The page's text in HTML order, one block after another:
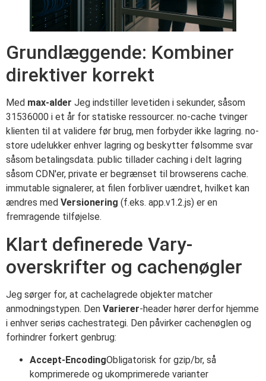
Grundlæggende: Kombiner
direktiver korrekt
Med max-alder Jeg indstiller levetiden i sekunder, såsom
31536000 i et år for statiske ressourcer. no-cache tvinger
klienten til at validere før brug, men forbyder ikke lagring. no-
store udelukker enhver lagring og beskytter følsomme svar
såsom betalingsdata. public tillader caching i delt lagring
såsom CDN'er, private er begrænset til browserens cache.
immutable signalerer, at filen forbliver uændret, hvilket kan
ændres med Versionering (f.eks. app.v1.2.js) er en
fremragende tilføjelse.
Klart definerede Vary-
overskrifter og cachenøgler
Jeg sørger for, at cachelagrede objekter matcher
anmodningstypen. Den Varierer-header hører derfor hjemme
i enhver seriøs cachestrategi. Den påvirker cachenøglen og
forhindrer forkert genbrug:
Accept-EncodingObligatorisk for gzip/br, så
komprimerede og ukomprimerede varianter